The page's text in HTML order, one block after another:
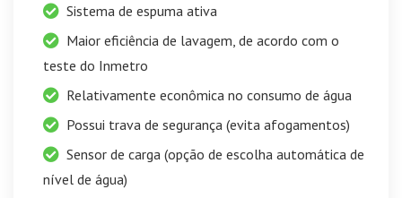
Sistema de espuma ativa
Maior eficiência de lavagem, de acordo com o
teste do Inmetro
Relativamente econômica no consumo de água
Possui trava de segurança (evita afogamentos)
Sensor de carga (opção de escolha automática de
nível de água)